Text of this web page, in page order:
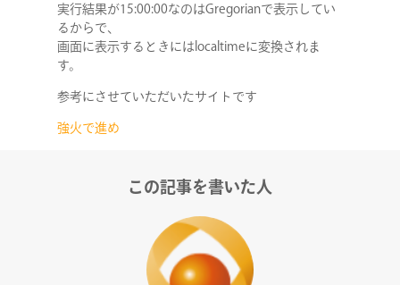
実行結果が15:00:00なのはGregorianで表示してい
るからで、
画面に表示するときにはlocaltimeに変換されま
す。
参考にさせていただいたサイトです
強火で進め
この記事を書いた人